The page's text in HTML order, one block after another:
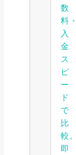
数
料・
入
金
ス
ピ
ー
ド
で
比
較。
即